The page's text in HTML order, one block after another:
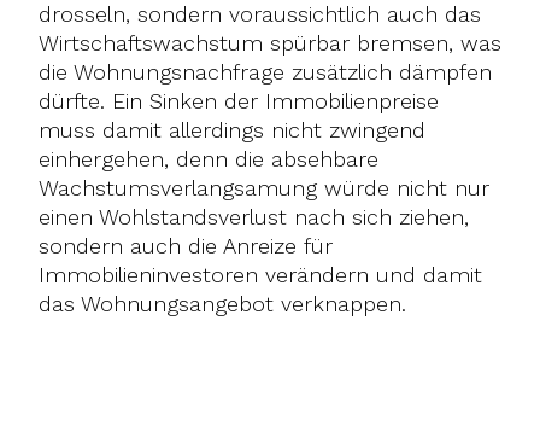
drosseln, sondern voraussichtlich auch das
Wirtschaftswachstum spürbar bremsen, was
die Wohnungsnachfrage zusätzlich dämpfen
dürfte. Ein Sinken der Immobilienpreise
muss damit allerdings nicht zwingend
einhergehen, denn die absehbare
Wachstumsverlangsamung würde nicht nur
einen Wohlstandsverlust nach sich ziehen,
sondern auch die Anreize für
Immobilieninvestoren verändern und damit
das Wohnungsangebot verknappen.